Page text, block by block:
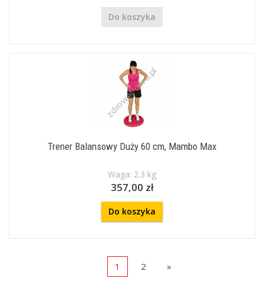
Do koszyka
Trener Balansowy Duży 60 cm, Mambo Max
Waga: 2.3 kg
357,00 zł
Do koszyka
1 2 »